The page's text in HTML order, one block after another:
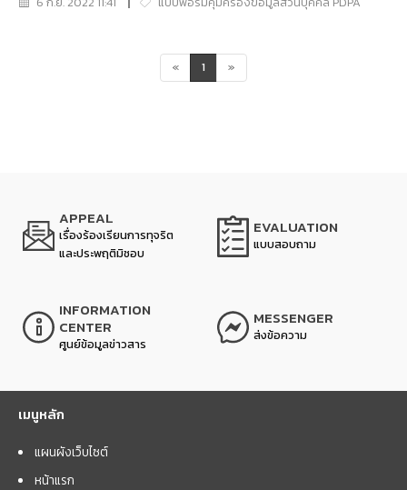
« 1 »
APPEAL
เรื่องร้องเรียนการทุจริต
และประพฤติมิชอบ
EVALUATION
แบบสอบถาม
INFORMATION
CENTER
ศูนย์ข้อมูลข่าวสาร
MESSENGER
ส่งข้อความ
เมนูหลัก
แผนผังเว็บไซต์
หน้าแรก